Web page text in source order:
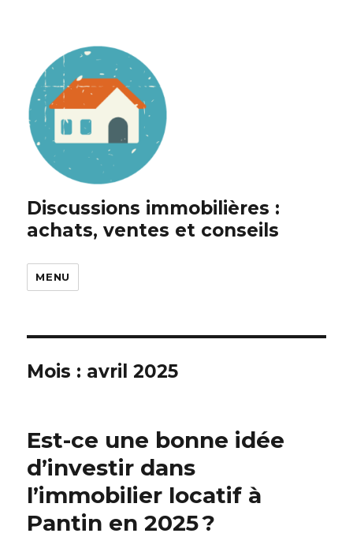
Discussions immobilières :
achats, ventes et conseils
MENU
Mois : avril 2025
Est-ce une bonne idée
d’investir dans
l’immobilier locatif à
Pantin en 2025 ?